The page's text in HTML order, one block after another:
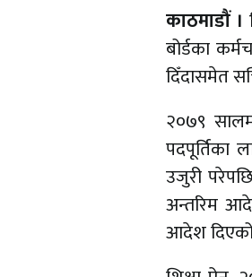
काठमाडौं ।
बोर्डका
दिँदासमेत
२०७९
पदपूर्तिका
उजुरी
अन्तरिम
आदेश दिएको